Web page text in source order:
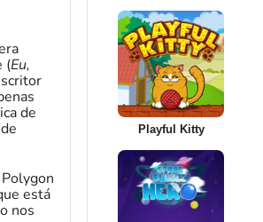
(Eu,
de
está
nos
Playful Kitty